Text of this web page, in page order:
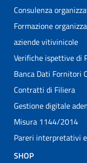
Consulenza
Formazione
aziende vitivinicole
Verifiche ispettive di
Banca Dati Fornitori
Contratti di Filiera
Gestione digitale
Misura 1144/2014
Pareri interpretativi
SHOP